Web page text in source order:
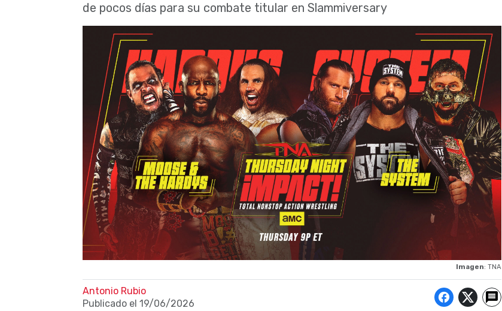
de pocos días para su combate titular en Slammiversary
Imagen: TNA
Antonio Rubio
Publicado el 19/06/2026